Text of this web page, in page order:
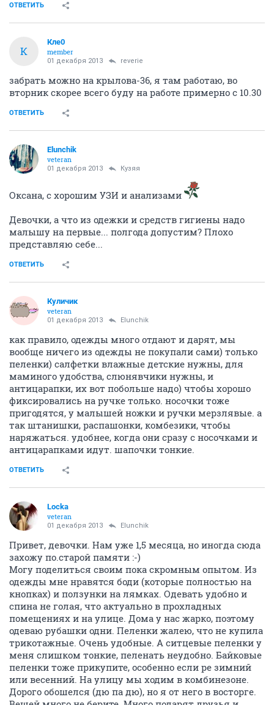
ОТВЕТИТЬ
К
Кле0
member
01 декабря 2013 reverie
забрать можно на крылова-36, я там работаю, во
вторник скорее всего буду на работе примерно с 10.30
ОТВЕТИТЬ
Elunchik
veteran
01 декабря 2013 Кузяя
Оксана, с хорошим УЗИ и анализами
Девочки, а что из одежки и средств гигиены надо
малышу на первые... полгода допустим? Плохо
представляю себе...
ОТВЕТИТЬ
Куличик
veteran
01 декабря 2013 Elunchik
как правило, одежды много отдают и дарят, мы
вообще ничего из одежды не покупали сами) только
пеленки) салфетки влажные детские нужны, для
маминого удобства, слюнявчики нужны, и
антицарапки, их вот побольше надо) чтобы хорошо
фиксировались на ручке только. носочки тоже
пригодятся, у малышей ножки и ручки мерзлявые. а
так штанишки, распашонки, комбезики, чтобы
наряжаться. удобнее, когда они сразу с носочками и
антицарапками идут. шапочки тонкие.
ОТВЕТИТЬ
Locka
veteran
01 декабря 2013 Elunchik
Привет, девочки. Нам уже 1,5 месяца, но иногда сюда
захожу по.старой памяти :-)
Могу поделиться своим пока скромным опытом. Из
одежды мне нравятся боди (которые полностью на
кнопках) и ползунки на лямках. Одевать удобно и
спина не голая, что актуально в прохладных
помещениях и на улице. Дома у нас жарко, поэтому
одеваю рубашки одни. Пеленки жалею, что не купила
трикотажные. Очень удобные. А ситцевые пеленки у
меня слишком тонкие, пеленать неудобно. Байковые
пеленки тоже прикупите, особенно если ре зимний
или весенний. На улицу мы ходим в комбинезоне.
Дорого обошелся (дю па дю), но я от него в восторге.